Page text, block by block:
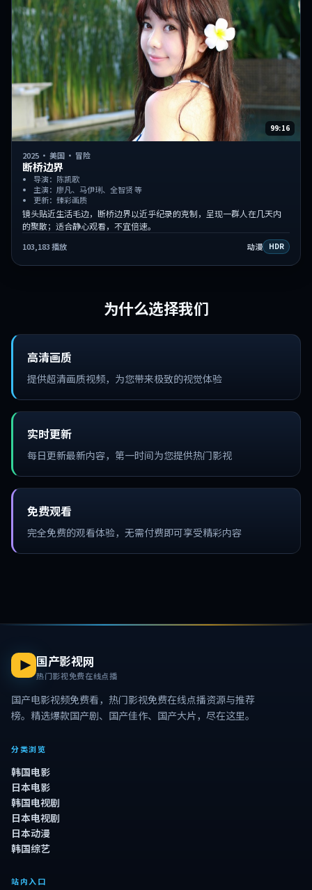
99:16
2025 ·美国 · 冒险
断桥边界
导演：陈凯歌
主演：廖凡、马伊琍、全智贤 等
更新：臻彩画质
镜头贴近生活毛边，断桥边界以近乎纪录的克制，呈现一群人在几天内
的聚散；适合静心观看，不宜倍速。
103,183播放 动漫 HDR
为什么选择我们
高清画质
提供超清画质视频，为您带来极致的视觉体验
实时更新
每日更新最新内容，第一时间为您提供热门影视
免费观看
完全免费的观看体验，无需付费即可享受精彩内容
国产影视网
热门影视免费在线点播
国产电影视频免费看，热门影视免费在线点播资源与推荐
榜。精选爆款国产剧、国产佳作、国产大片，尽在这里。
分类浏览
韩国电影
日本电影
韩国电视剧
日本电视剧
日本动漫
韩国综艺
站内入口